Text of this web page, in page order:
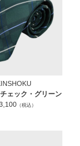
ェック・グリーン
（税込）